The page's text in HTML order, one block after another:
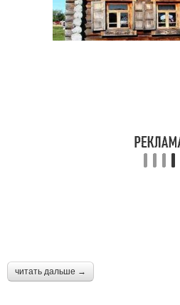
читать дальше →